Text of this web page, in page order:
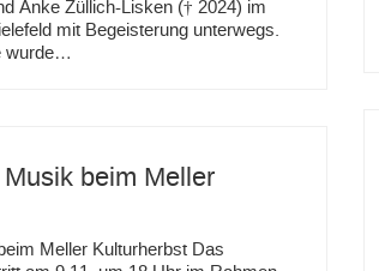
Anke Züllich-Lisken († 2024) im
mit Begeisterung unterwegs.
wurde…
beim Meller
Meller Kulturherbst Das